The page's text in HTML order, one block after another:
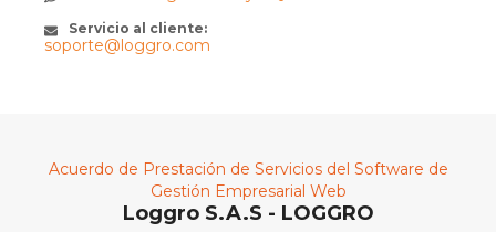
Servicio al cliente:
soporte@loggro.com
Acuerdo de Prestación de Servicios del Software de
Gestión Empresarial Web
Loggro S.A.S - LOGGRO